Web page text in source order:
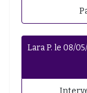
Lara P. le 08/